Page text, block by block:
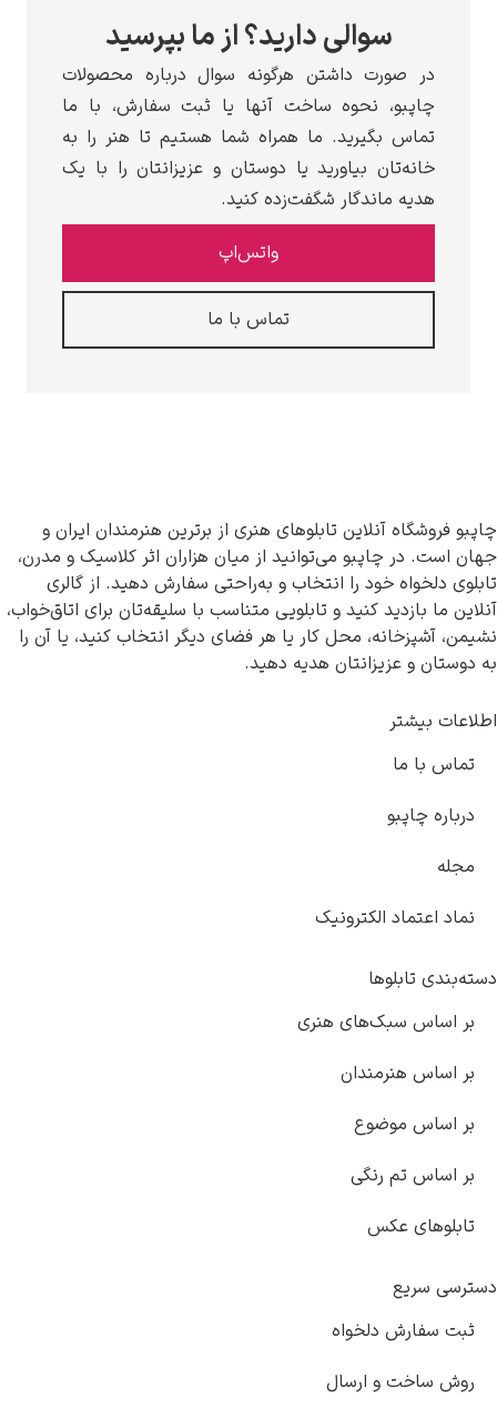
سوالی دارید؟ از ما بپرسید
در صورت داشتن هرگونه سوال درباره محصولات
چاپبو، نحوه ساخت آنها یا ثبت سفارش، با ما
تماس بگیرید. ما همراه شما هستیم تا هنر را به
خانه‌تان بیاورید یا دوستان و عزیزانتان را با یک
هدیه ماندگار شگفت‌زده کنید.
واتس‌اپ
تماس با ما
آنلاین تابلوهای هنری از برترین هنرمندان ایران و
در چاپبو می‌توانید از میان هزاران اثر کلاسیک و مدرن،
دلخواه خود را انتخاب و به‌راحتی سفارش دهید. از گالری
بازدید کنید و تابلویی متناسب با سلیقه‌تان برای اتاق‌خواب،
محل کار یا هر فضای دیگر انتخاب کنید، یا آن را
و عزیزانتان هدیه دهید.
بیشتر
با ما
چاپبو
اعتماد الکترونیک
تابلوها
سبک‌های هنری
هنرمندان
موضوع
تم رنگی
عکس
سریع
دلخواه
ساخت و ارسال